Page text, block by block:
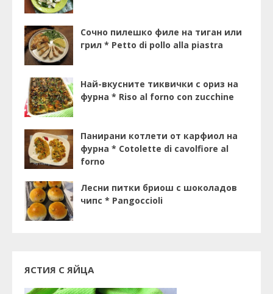
Сочно пилешко филе на тиган или
грил * Petto di pollo alla piastra
Най-вкусните тиквички с ориз на
фурна * Riso al forno con zucchine
Панирани котлети от карфиол на
фурна * Cotolette di cavolfiore al
forno
Лесни питки бриош с шоколадов
чипс * Pangoccioli
ЯСТИЯ С ЯЙЦА